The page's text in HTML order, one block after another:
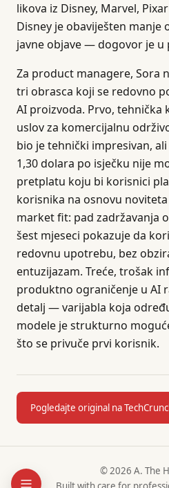
likova iz Disney, Marvel,
Disney je obaviješten manje
javne objave — dogovor je
Za product managere, Sora
tri obrasca koji se redovno
AI proizvoda. Prvo, tehnička
uslov za komercijalnu
bio je tehnički impresivan,
1,30 dolara po isječku nije
pretplatu koju bi korisnici
korisnika na osnovu
market fit: pad zadržavanja
šest mjeseci pokazuje da
redovnu upotrebu, bez
entuzijazam. Treće, trošak
produktno ograničenje u AI
detalj — varijabla koja
modele je strukturno
što se privuče prvi korisnik.
Pogledajte original na
© 2026 A. The